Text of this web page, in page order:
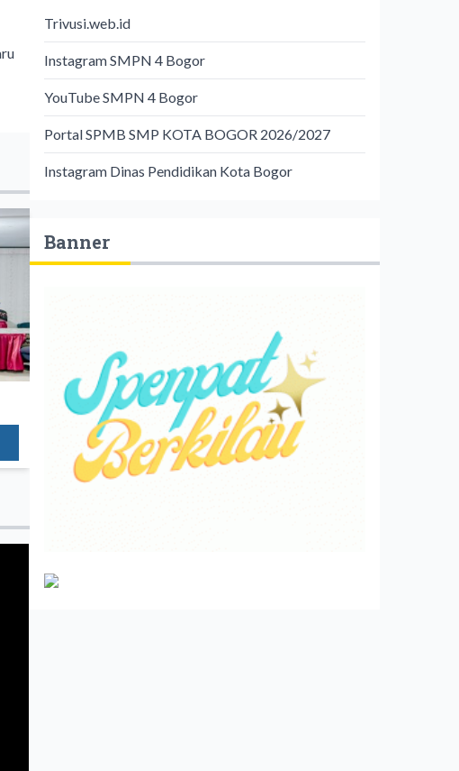
Trivusi.web.id
Instagram SMPN 4 Bogor
YouTube SMPN 4 Bogor
Portal SPMB SMP KOTA BOGOR 2026/2027
Instagram Dinas Pendidikan Kota Bogor
Banner